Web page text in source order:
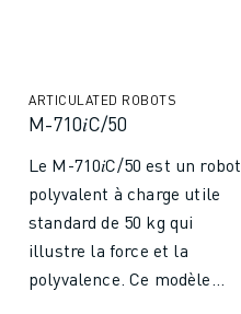
ARTICULATED ROBOTS
M-710𝑖C/50
Le M-710𝑖C/50 est un robot
polyvalent à charge utile
standard de 50 kg qui
illustre la force et la
polyvalence. Ce modèle